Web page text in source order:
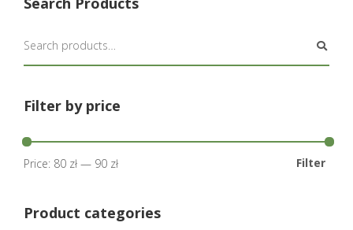
Filter by price
Filter
Price: 80 zł — 90 zł
Product categories